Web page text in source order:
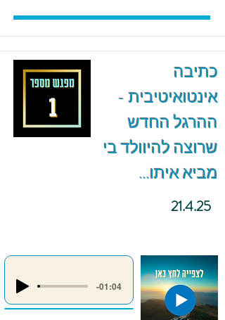
כתיבה
אינטואיטיבית -
ההרגל החדש
שרוצה להיוולד בי
מביא איתו...
21.4.25
-01:04